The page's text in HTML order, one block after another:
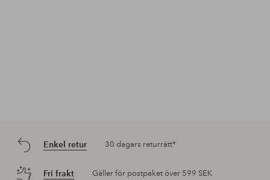
Enkel retur 30 dagars returrätt*
Fri frakt Gäller för postpaket över 599 SEK